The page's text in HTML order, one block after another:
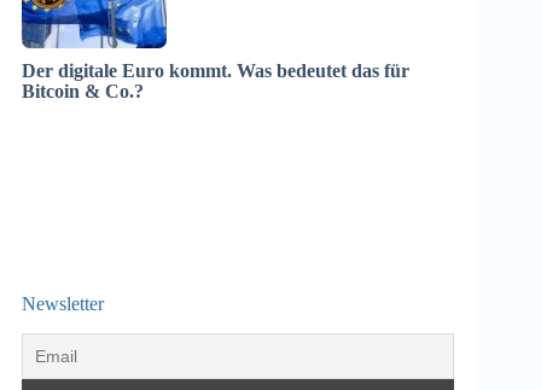
Der digitale Euro kommt. Was bedeutet das für
Bitcoin & Co.?
Newsletter